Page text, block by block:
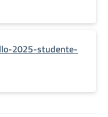
2025-studente-